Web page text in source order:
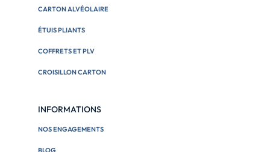
CARTON ALVÉOLAIRE
ÉTUIS PLIANTS
COFFRETS ET PLV
CROISILLON CARTON
INFORMATIONS
NOS ENGAGEMENTS